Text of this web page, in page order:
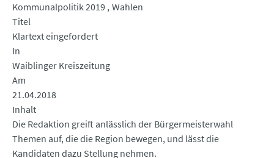
Kommunalpolitik 2019 Wahlen
Titel
Klartext eingefordert
In
Waiblinger Kreiszeitung
Am
21.04.2018
Inhalt
Die Redaktion greift anlässlich der Bürgermeisterwahl
Themen auf, die die Region bewegen, und lässt die
Kandidaten dazu Stellung nehmen.